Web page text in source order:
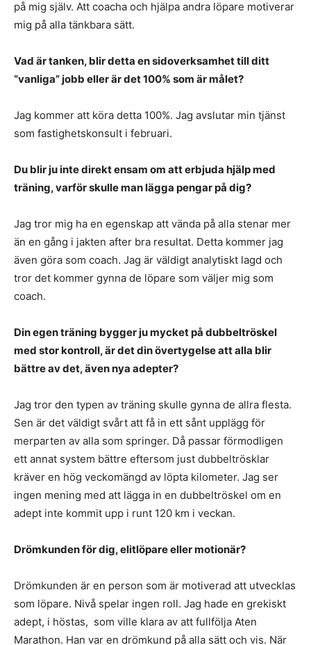
på mig själv. Att coacha och hjälpa andra löpare motiverar
mig på alla tänkbara sätt.
Vad är tanken, blir detta en sidoverksamhet till ditt
”vanliga” jobb eller är det 100% som är målet?
Jag kommer att köra detta 100%. Jag avslutar min tjänst
som fastighetskonsult i februari.
Du blir ju inte direkt ensam om att erbjuda hjälp med
träning, varför skulle man lägga pengar på dig?
Jag tror mig ha en egenskap att vända på alla stenar mer
än en gång i jakten after bra resultat. Detta kommer jag
även göra som coach. Jag är väldigt analytiskt lagd och
tror det kommer gynna de löpare som väljer mig som
coach.
Din egen träning bygger ju mycket på dubbeltröskel
med stor kontroll, är det din övertygelse att alla blir
bättre av det, även nya adepter?
Jag tror den typen av träning skulle gynna de allra flesta.
Sen är det väldigt svårt att få in ett sånt upplägg för
merparten av alla som springer. Då passar förmodligen
ett annat system bättre eftersom just dubbeltrösklar
kräver en hög veckomängd av löpta kilometer. Jag ser
ingen mening med att lägga in en dubbeltröskel om en
adept inte kommit upp i runt 120 km i veckan.
Drömkunden för dig, elitlöpare eller motionär?
Drömkunden är en person som är motiverad att utvecklas
som löpare. Nivå spelar ingen roll. Jag hade en grekiskt
adept, i höstas, som ville klara av att fullfölja Aten
Marathon. Han var en drömkund på alla sätt och vis. När